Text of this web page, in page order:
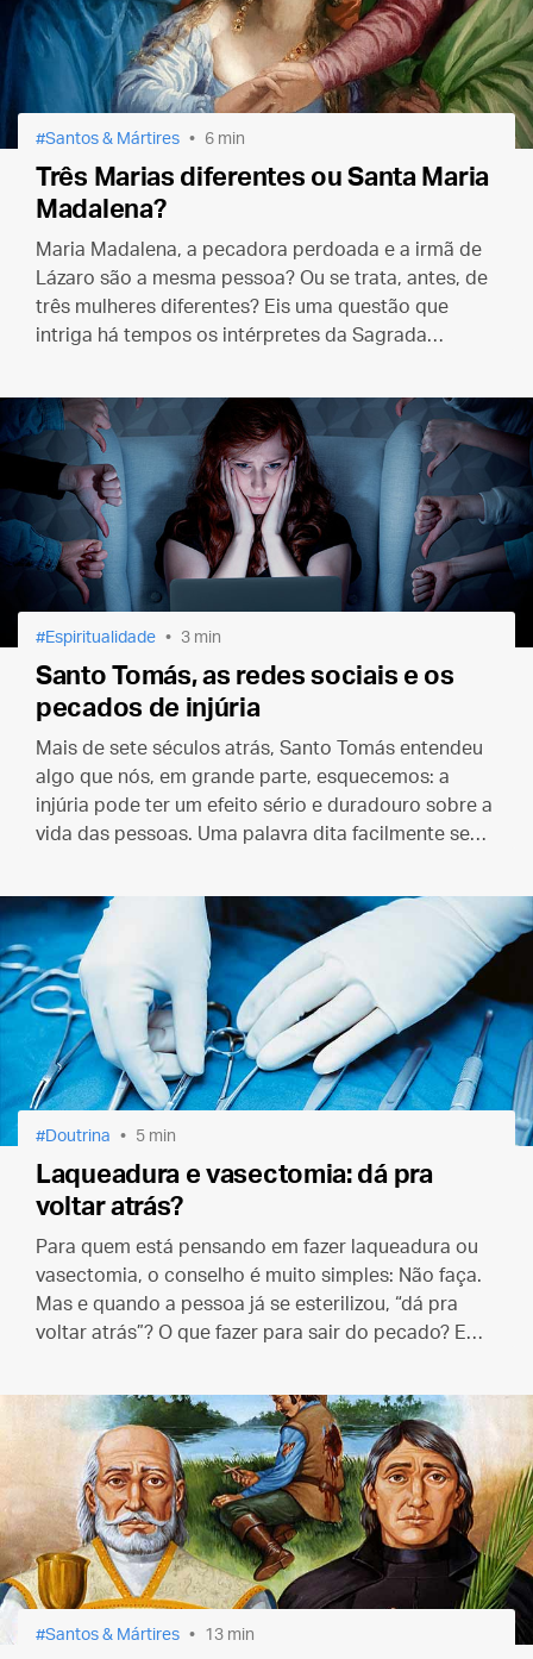
Santos & Mártires 6 min
Três Marias diferentes ou Santa Maria
Madalena?
Maria Madalena, a pecadora perdoada e a irmã de
Lázaro são a mesma pessoa? Ou se trata, antes, de
três mulheres diferentes? Eis uma questão que
intriga há tempos os intérpretes da Sagrada
Espiritualidade 3 min
Santo Tomás, as redes sociais e os
pecados de injúria
Mais de sete séculos atrás, Santo Tomás entendeu
algo que nós, em grande parte, esquecemos: a
injúria pode ter um efeito sério e duradouro sobre a
vida das pessoas. Uma palavra dita facilmente se
Doutrina 5 min
Laqueadura e vasectomia: dá pra
voltar atrás?
Para quem está pensando em fazer laqueadura ou
vasectomia, o conselho é muito simples: Não faça.
Mas e quando a pessoa já se esterilizou, “dá pra
voltar atrás”? O que fazer para sair do pecado? E
Santos & Mártires 13 min